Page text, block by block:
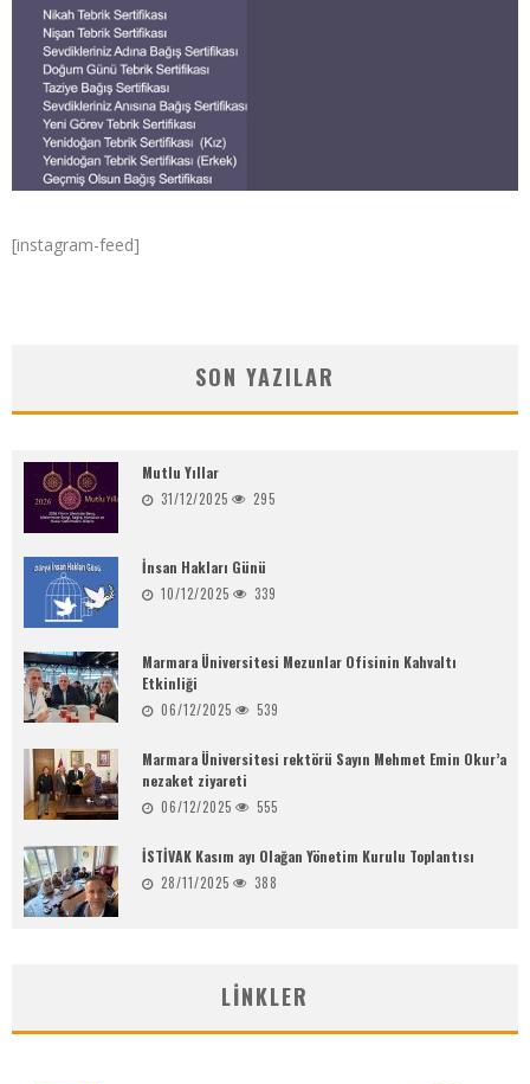
[instagram-feed]
SON YAZILAR
Mutlu Yıllar
31/12/2025 295
İnsan Hakları Günü
10/12/2025 339
Marmara Üniversitesi Mezunlar Ofisinin Kahvaltı
Etkinliği
06/12/2025 539
Marmara Üniversitesi rektörü Sayın Mehmet Emin Okur’a
nezaket ziyareti
06/12/2025 555
İSTİVAK Kasım ayı Olağan Yönetim Kurulu Toplantısı
28/11/2025 388
LINKLER